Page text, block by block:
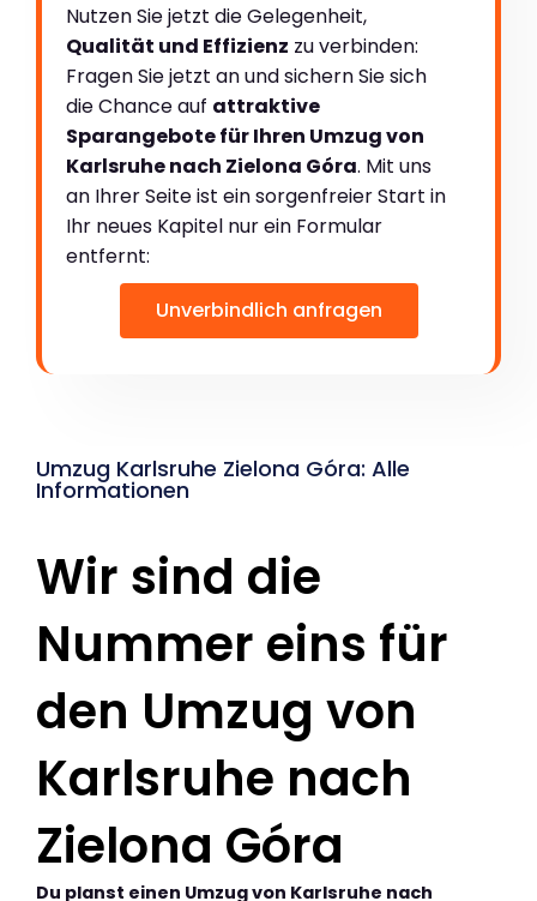
Nutzen Sie jetzt die Gelegenheit,
Qualität und Effizienz zu verbinden:
Fragen Sie jetzt an und sichern Sie sich
die Chance auf attraktive
Sparangebote für Ihren Umzug von
Karlsruhe nach Zielona Góra. Mit uns
an Ihrer Seite ist ein sorgenfreier Start in
Ihr neues Kapitel nur ein Formular
entfernt:
Unverbindlich anfragen
Umzug Karlsruhe Zielona Góra: Alle
Informationen
Wir sind die
Nummer eins für
den Umzug von
Karlsruhe nach
Zielona Góra
Du planst einen Umzug von Karlsruhe nach